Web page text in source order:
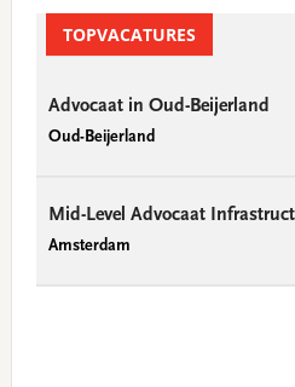
SidebarTOPVACATURES
Advocaat in Oud-Beijerland
Oud-Beijerland
Mid-Level Advocaat
Amsterdam